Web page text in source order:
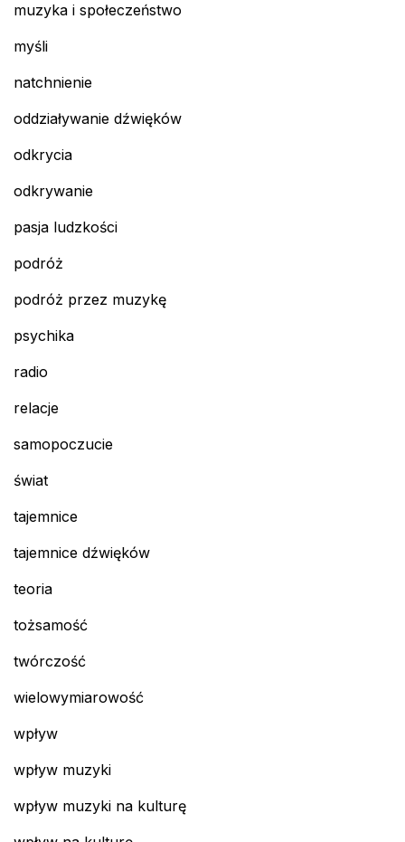
muzyka i społeczeństwo
myśli
natchnienie
oddziaływanie dźwięków
odkrycia
odkrywanie
pasja ludzkości
podróż
podróż przez muzykę
psychika
radio
relacje
samopoczucie
świat
tajemnice
tajemnice dźwięków
teoria
tożsamość
twórczość
wielowymiarowość
wpływ
wpływ muzyki
wpływ muzyki na kulturę